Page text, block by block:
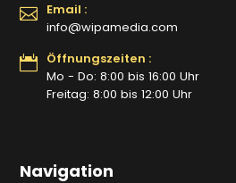
Email :
info@wipamedia.com
Öffnungszeiten :
Mo - Do: 8:00 bis 16:00 Uhr
Freitag: 8:00 bis 12:00 Uhr
Navigation